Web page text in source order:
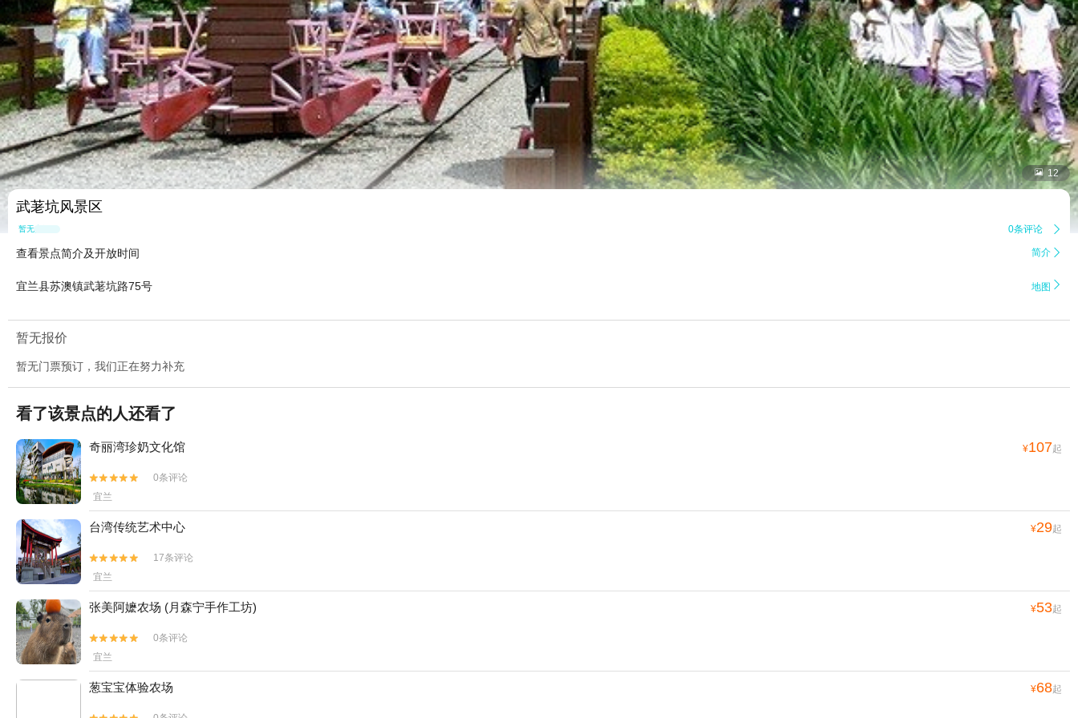
 12
武荖坑风景区
暂无点评 0条评论 
查看景点简介及开放时间 简介 
宜兰县苏澳镇武荖坑路75号 地图 
暂无报价
暂无门票预订，我们正在努力补充
看了该景点的人还看了
奇丽湾珍奶文化馆 ¥107起


0条评论
宜兰
台湾传统艺术中心 ¥29起


17条评论
宜兰
张美阿嬷农场 (月森宁手作工坊) ¥53起


0条评论
宜兰
葱宝宝体验农场 ¥68起